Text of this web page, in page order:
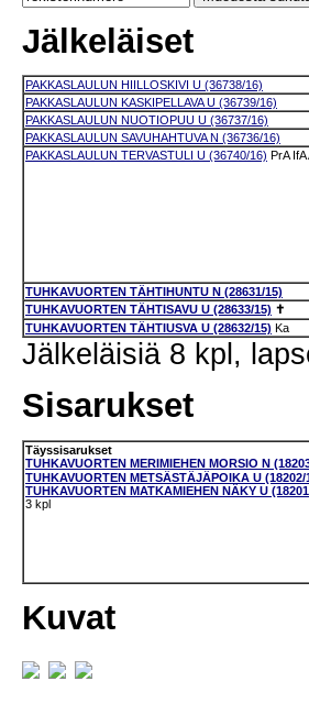
Jälkeläiset
PAKKASLAULUN HIILLOSKIVI U (36738/16)
PAKKASLAULUN KASKIPELLAVA U (36739/16)
PAKKASLAULUN NUOTIOPUU U (36737/16)
PAKKASLAULUN SAVUHAHTUVA N (36736/16)
PAKKASLAULUN TERVASTULI U (36740/16) PrA IfA
TUHKAVUORTEN TÄHTIHUNTU N (28631/15)
TUHKAVUORTEN TÄHTISAVU U (28633/15) ✝
TUHKAVUORTEN TÄHTIUSVA U (28632/15) Ka
Jälkeläisiä 8 kpl,
Sisarukset
Täyssisarukset
TUHKAVUORTEN MERIMIEHEN MORSIO N
TUHKAVUORTEN METSÄSTÄJÄPOIKA U (18202/
TUHKAVUORTEN MATKAMIEHEN NÄKY U
3 kpl
Kuvat